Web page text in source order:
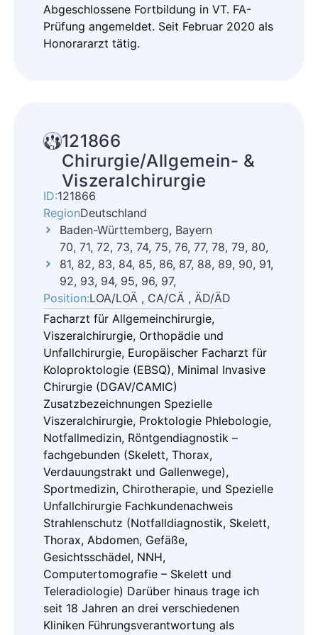
Abgeschlossene Fortbildung in VT. FA-
Prüfung angemeldet. Seit Februar 2020 als
Honorararzt tätig.
121866
Chirurgie/Allgemein- &
Viszeralchirurgie
ID:121866
RegionDeutschland
Baden-Württemberg, Bayern
70, 71, 72, 73, 74, 75, 76, 77, 78, 79, 80,
81, 82, 83, 84, 85, 86, 87, 88, 89, 90, 91,
92, 93, 94, 95, 96, 97,
Position:LOA/LOÄ , CA/CÄ , ÄD/ÄD
Facharzt für Allgemeinchirurgie,
Viszeralchirurgie, Orthopädie und
Unfallchirurgie, Europäischer Facharzt für
Koloproktologie (EBSQ), Minimal Invasive
Chirurgie (DGAV/CAMIC)
Zusatzbezeichnungen Spezielle
Viszeralchirurgie, Proktologie Phlebologie,
Notfallmedizin, Röntgendiagnostik –
fachgebunden (Skelett, Thorax,
Verdauungstrakt und Gallenwege),
Sportmedizin, Chirotherapie, und Spezielle
Unfallchirurgie Fachkundenachweis
Strahlenschutz (Notfalldiagnostik, Skelett,
Thorax, Abdomen, Gefäße,
Gesichtsschädel, NNH,
Computertomografie – Skelett und
Teleradiologie) Darüber hinaus trage ich
seit 18 Jahren an drei verschiedenen
Kliniken Führungsverantwortung als